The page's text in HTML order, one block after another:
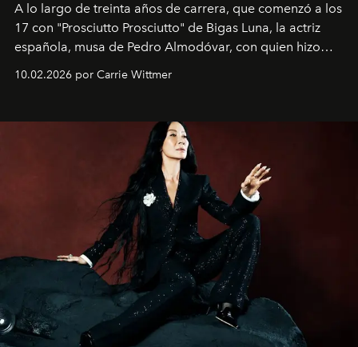
A lo largo de treinta años de carrera, que comenzó a los
17 con "Prosciutto Prosciutto" de Bigas Luna, la actriz
española, musa de Pedro Almodóvar, con quien hizo
Barcelona", ha dividido su tiempo entre Europa y
dirigida por Maggie Gyllenhaal.
10.02.2026 por Carrie Wittmer